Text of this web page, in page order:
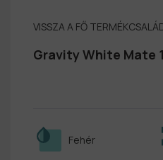
VISSZA A FŐ
Gravity White Mate
Fehér